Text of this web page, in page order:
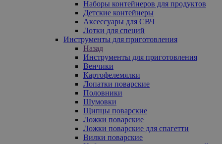
Наборы контейнеров для продуктов
Детские контейнеры
Аксессуары для СВЧ
Лотки для специй
Инструменты для приготовления
Назад
Инструменты для приготовления
Венчики
Картофелемялки
Лопатки поварские
Половники
Шумовки
Щипцы поварские
Ложки поварские
Ложки поварские для спагетти
Вилки поварские